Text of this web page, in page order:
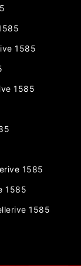
1585
1585
1585
1585
1585